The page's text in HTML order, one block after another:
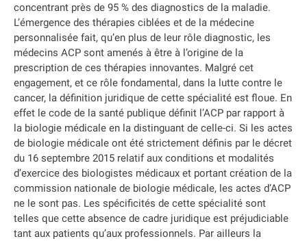
concentrant près de 95 % des diagnostics de la maladie.
L’émergence des thérapies ciblées et de la médecine
personnalisée fait, qu’en plus de leur rôle diagnostic, les
médecins ACP sont amenés à être à l’origine de la
prescription de ces thérapies innovantes. Malgré cet
engagement, et ce rôle fondamental, dans la lutte contre le
cancer, la définition juridique de cette spécialité est floue. En
effet le code de la santé publique définit l’ACP par rapport à
la biologie médicale en la distinguant de celle-ci. Si les actes
de biologie médicale ont été strictement définis par le décret
du 16 septembre 2015 relatif aux conditions et modalités
d’exercice des biologistes médicaux et portant création de la
commission nationale de biologie médicale, les actes d’ACP
ne le sont pas. Les spécificités de cette spécialité sont
telles que cette absence de cadre juridique est préjudiciable
tant aux patients qu’aux professionnels. Par ailleurs la